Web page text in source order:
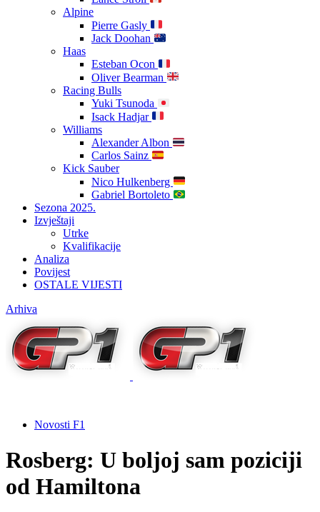
Alpine
Pierre Gasly
Jack Doohan
Haas
Esteban Ocon
Oliver Bearman
Racing Bulls
Yuki Tsunoda
Isack Hadjar
Williams
Alexander Albon
Carlos Sainz
Kick Sauber
Nico Hulkenberg
Gabriel Bortoleto
Sezona 2025.
Izvještaji
Utrke
Kvalifikacije
Analiza
Povijest
OSTALE VIJESTI
Arhiva
Novosti F1
Rosberg: U boljoj sam poziciji
od Hamiltona